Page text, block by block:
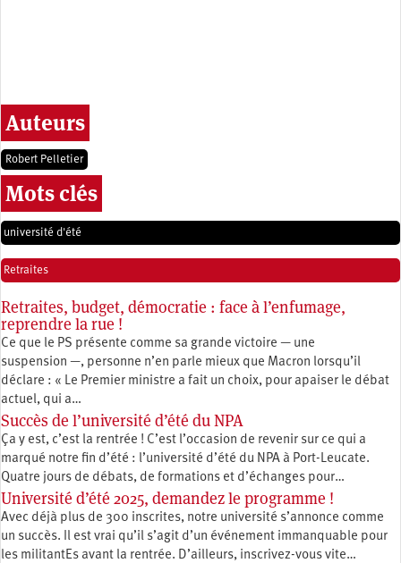
Auteurs
Robert Pelletier
Mots clés
université d'été
Retraites
Retraites, budget, démocratie : face à l’enfumage,
reprendre la rue !
Ce que le PS présente comme sa grande victoire — une
suspension —, personne n’en parle mieux que Macron lorsqu’il
déclare : « Le Premier ministre a fait un choix, pour apaiser le débat
actuel, qui a…
Succès de l’université d’été du NPA
Ça y est, c’est la rentrée ! C’est l’occasion de revenir sur ce qui a
marqué notre fin d’été : l’université d’été du NPA à Port-Leucate.
Quatre jours de débats, de formations et d’échanges pour…
Université d’été 2025, demandez le programme !
Avec déjà plus de 300 inscrites, notre université s’annonce comme
un succès. Il est vrai qu’il s’agit d’un événement immanquable pour
les militantEs avant la rentrée. D’ailleurs, inscrivez-vous vite…